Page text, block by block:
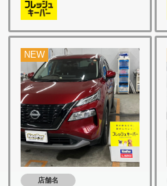
NEW
店舗名